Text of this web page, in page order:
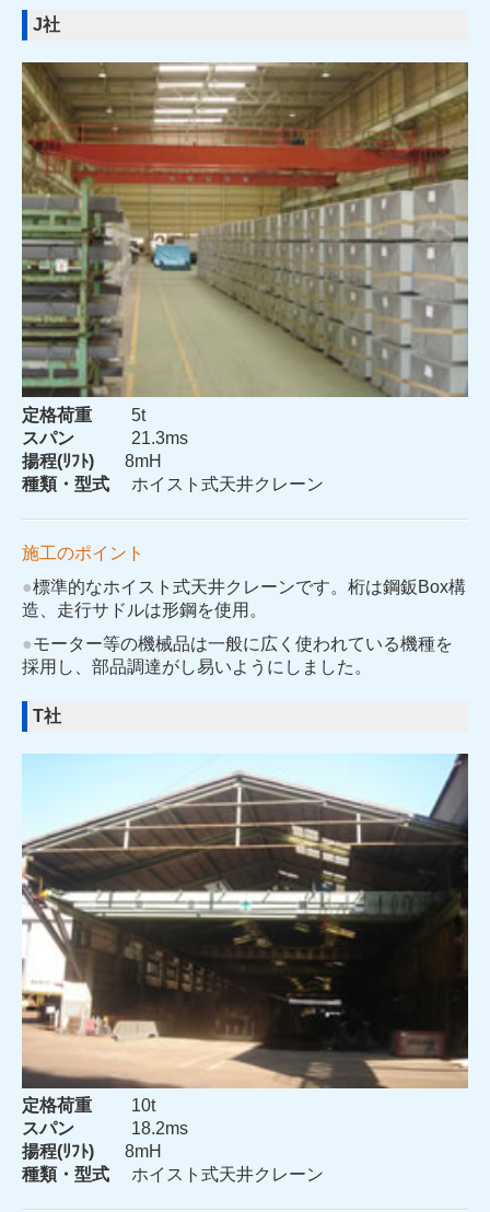
J社
定格荷重 5t
スパン 21.3ms
揚程(ﾘﾌﾄ) 8mH
種類・型式 ホイスト式天井クレーン
施工のポイント
●標準的なホイスト式天井クレーンです。桁は鋼鈑Box構
造、走行サドルは形鋼を使用。
●モーター等の機械品は一般に広く使われている機種を
採用し、部品調達がし易いようにしました。
T社
定格荷重 10t
スパン 18.2ms
揚程(ﾘﾌﾄ)
8mH
種類・型式 ホイスト式天井クレーン